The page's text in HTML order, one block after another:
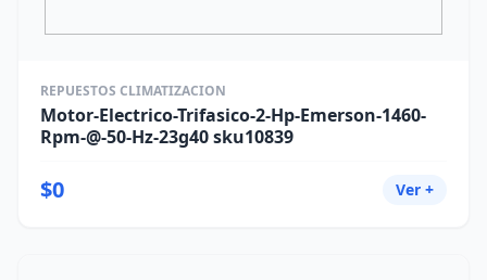
REPUESTOS CLIMATIZACION
Motor-Electrico-Trifasico-2-Hp-Emerson-1460-
Rpm-@-50-Hz-23g40 sku10839
$0 Ver +